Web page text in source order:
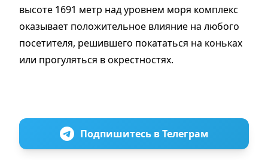
высоте 1691 метр над уровнем моря комплекс
оказывает положительное влияние на любого
посетителя, решившего покататься на коньках
или прогуляться в окрестностях.
Подпишитесь в Телеграм